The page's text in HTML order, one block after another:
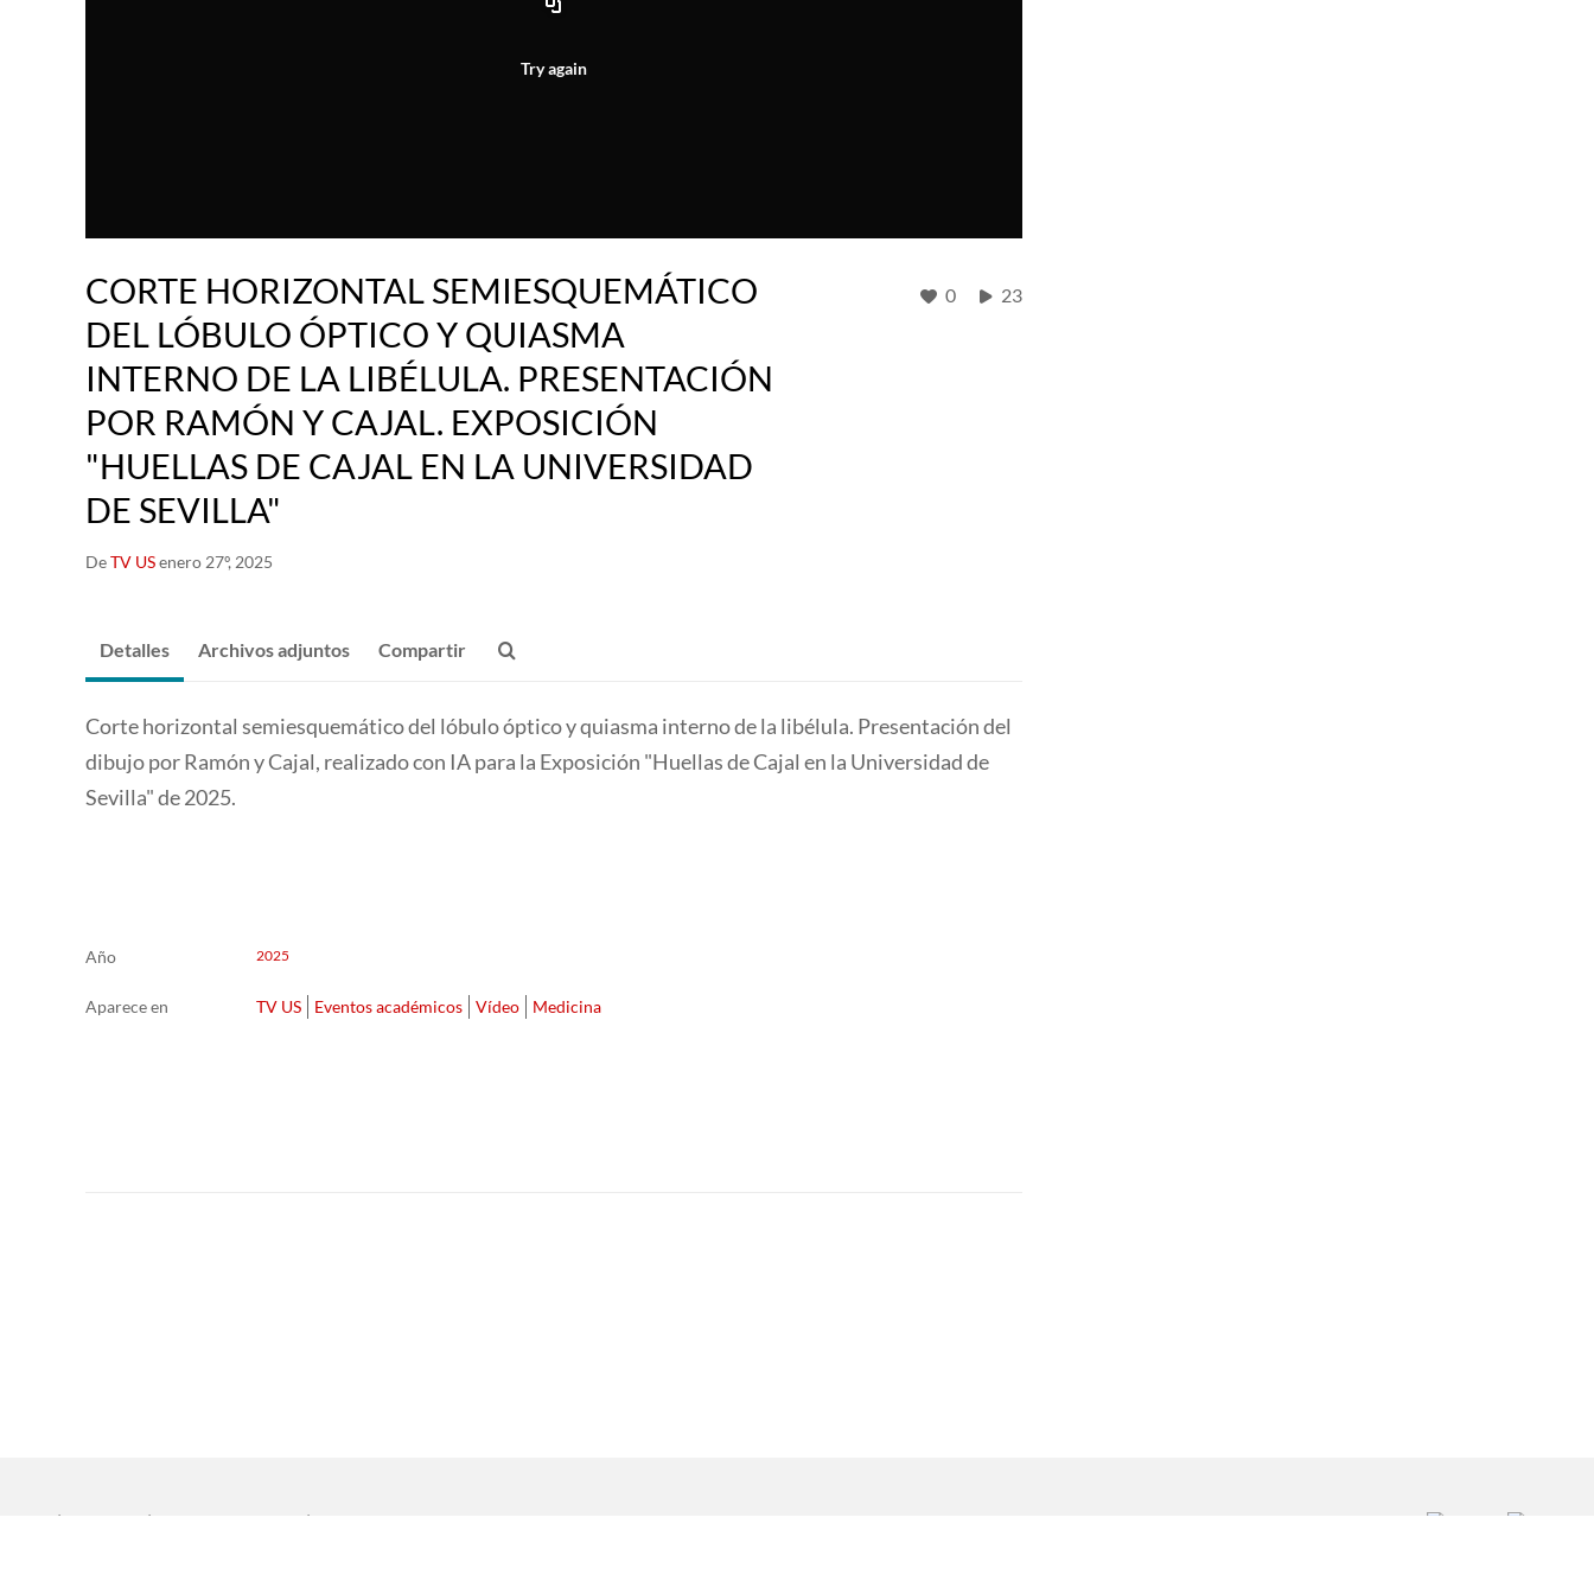
Try again
CORTE HORIZONTAL SEMIESQUEMÁTICO
DEL LÓBULO ÓPTICO Y QUIASMA
INTERNO DE LA LIBÉLULA. PRESENTACIÓN
POR RAMÓN Y CAJAL. EXPOSICIÓN
"HUELLAS DE CAJAL EN LA UNIVERSIDAD
DE SEVILLA"
DeTV USenero 27º, 2025
0 23
Detalles Archivos adjuntos Compartir
Corte horizontal semiesquemático del lóbulo óptico y quiasma interno de la libélula. Presentación del
dibujo por Ramón y Cajal, realizado con IA para la Exposición "Huellas de Cajal en la Universidad de
Sevilla" de 2025.
Año 2025
Aparece en TV US Eventos académicos Vídeo Medicina
| | |